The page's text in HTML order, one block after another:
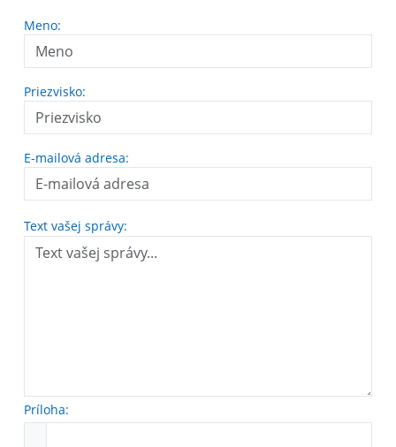
Meno:
Priezvisko:
E-mailová adresa:
Text vašej správy:
Príloha: